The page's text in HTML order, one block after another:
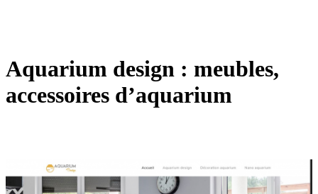
Aquarium design : meubles,
accessoires d’aquarium